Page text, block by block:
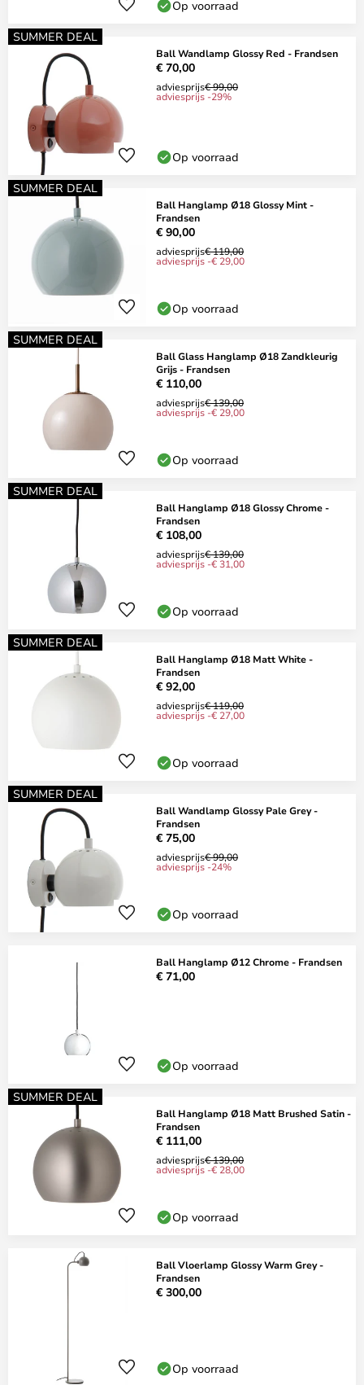
Op voorraad
SUMMER DEAL
Ball Wandlamp Glossy Red - Frandsen
€ 70,00
adviesprijs€ 99,00
adviesprijs -29%
Op voorraad
SUMMER DEAL
Ball Hanglamp Ø18 Glossy Mint -
Frandsen
€ 90,00
adviesprijs€ 119,00
adviesprijs -€ 29,00
Op voorraad
SUMMER DEAL
Ball Glass Hanglamp Ø18 Zandkleurig
Grijs - Frandsen
€ 110,00
adviesprijs€ 139,00
adviesprijs -€ 29,00
Op voorraad
SUMMER DEAL
Ball Hanglamp Ø18 Glossy Chrome -
Frandsen
€ 108,00
adviesprijs€ 139,00
adviesprijs -€ 31,00
Op voorraad
SUMMER DEAL
Ball Hanglamp Ø18 Matt White -
Frandsen
€ 92,00
adviesprijs€ 119,00
adviesprijs -€ 27,00
Op voorraad
SUMMER DEAL
Ball Wandlamp Glossy Pale Grey -
Frandsen
€ 75,00
adviesprijs€ 99,00
adviesprijs -24%
Op voorraad
Ball Hanglamp Ø12 Chrome - Frandsen
€ 71,00
Op voorraad
SUMMER DEAL
Ball Hanglamp Ø18 Matt Brushed Satin -
Frandsen
€ 111,00
adviesprijs€ 139,00
adviesprijs -€ 28,00
Op voorraad
Ball Vloerlamp Glossy Warm Grey -
Frandsen
€ 300,00
Op voorraad